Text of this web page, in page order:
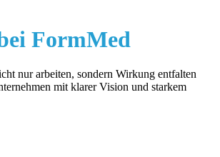
FormMed
nur arbeiten, sondern Wirkung entfalten
mit klarer Vision und starkem